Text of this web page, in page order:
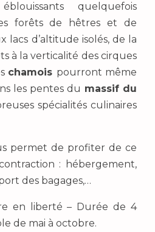
quelquefois
forêts de hêtres et de
lacs d’altitude isolés, de la
à la verticalité des cirques
chamois pourront même
les pentes du massif du
spécialités culinaires
permet de profiter de ce
: hébergement,
des bagages,…
en liberté – Durée de 4
de mai à octobre.